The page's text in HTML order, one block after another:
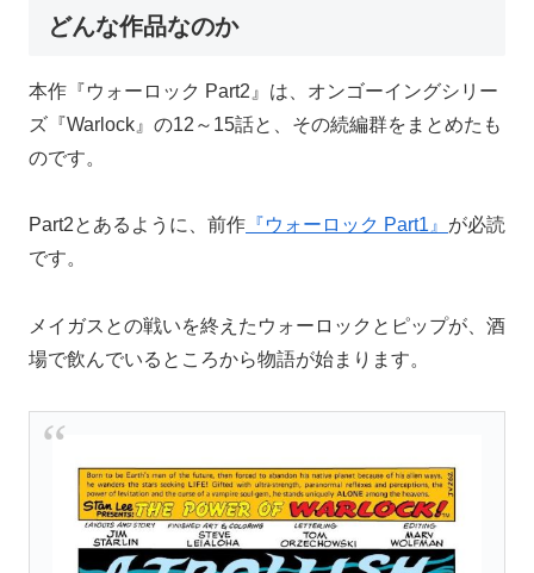
どんな作品なのか
本作『ウォーロック Part2』は、オンゴーイングシリー
ズ『Warlock』の12～15話と、その続編群をまとめたも
のです。
Part2とあるように、前作 『ウォーロック Part1』 が必読
です。
メイガスとの戦いを終えたウォーロックとピップが、酒
場で飲んでいるところから物語が始まります。